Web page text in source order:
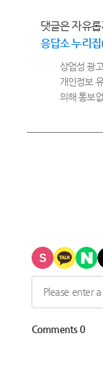
댓글은 자유
응답소 누리
상업성 광
개인정보
의해 통보